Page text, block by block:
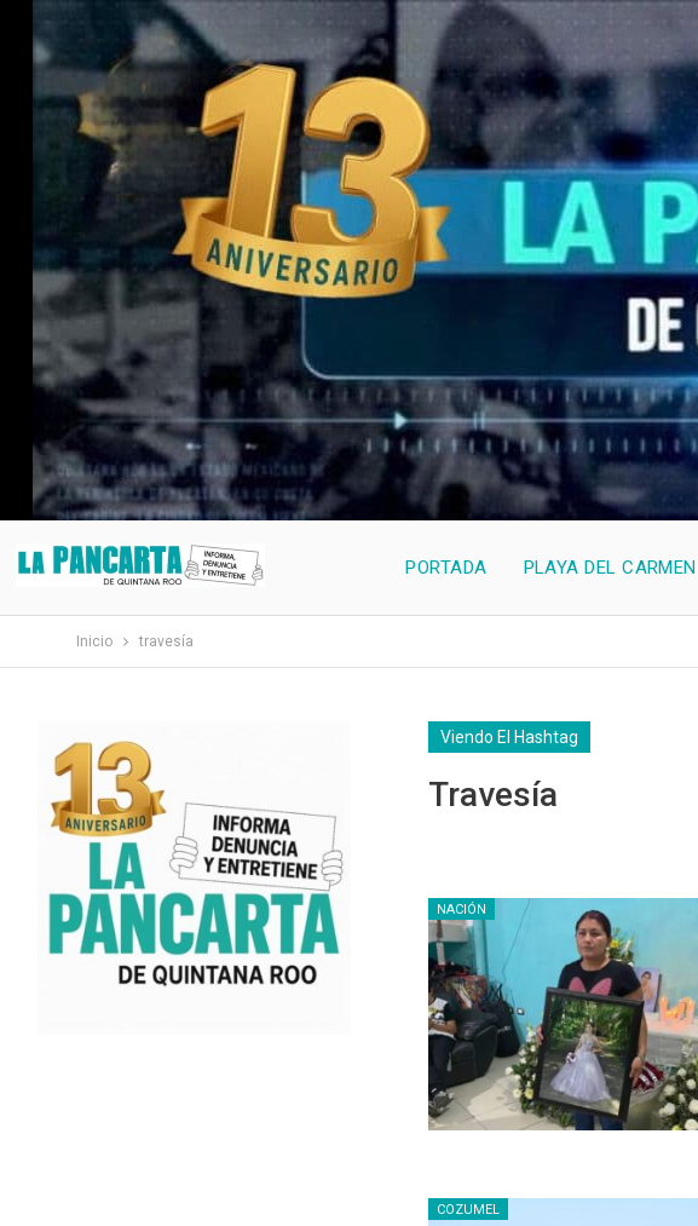
PORTADA PLAYA DEL CARMEN
Inicio travesía
Viendo El Hashtag
Travesía
NACIÓN
COZUMEL